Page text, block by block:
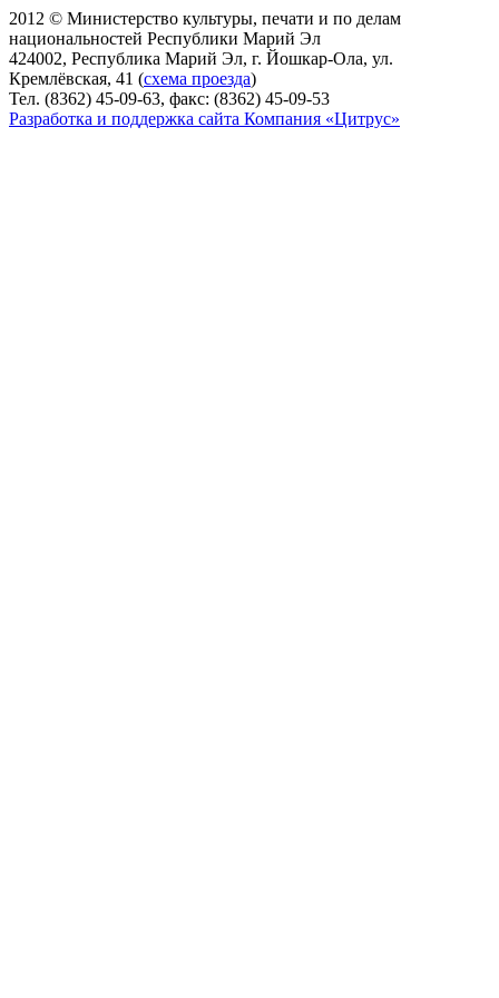
2012 © Министерство культуры, печати и по делам
национальностей Республики Марий Эл
424002, Республика Марий Эл, г. Йошкар-Ола, ул.
Кремлёвская, 41 (схема проезда)
Тел. (8362) 45-09-63, факс: (8362) 45-09-53
Разработка и поддержка сайта Компания «Цитрус»